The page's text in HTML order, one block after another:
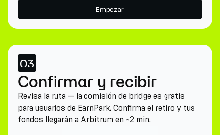
Empezar
03
Confirmar y recibir
Revisa la ruta — la comisión de bridge es gratis
para usuarios de EarnPark. Confirma el retiro y tus
fondos llegarán a Arbitrum en ~2 min.